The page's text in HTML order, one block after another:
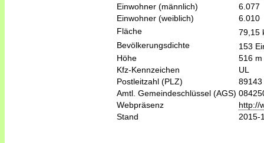
Einwohner (männlich)
6.077
Einwohner (weiblich)
6.010
Fläche
79,15
Bevölkerungsdichte
153
Höhe
516 m
Kfz-Kennzeichen
UL
Postleitzahl (PLZ)
89143
Amtl. Gemeindeschlüssel (AGS)
Webpräsenz
http://
Stand
2015-